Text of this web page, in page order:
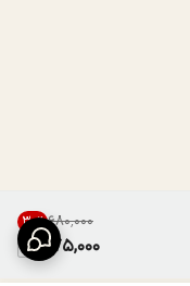
۶۸۰٬۰۰۰ 30%
475,000